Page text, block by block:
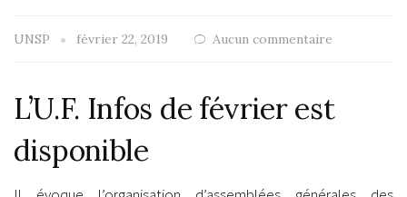
UNSP février 22, 2019 Aucun commentaire
L’U.F. Infos de février est
disponible